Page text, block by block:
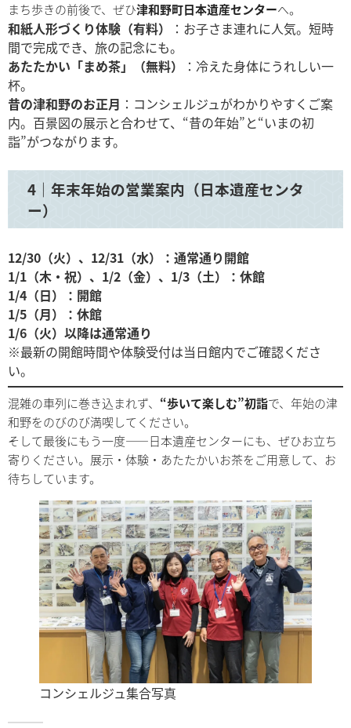
まち歩きの前後で、ぜひ津和野町日本遺産センターへ。
和紙人形づくり体験（有料）
：お子さま連れに人気。短時
間で完成でき、旅の記念にも。
あたたかい「まめ茶」（無料）
：冷えた身体にうれしい一
杯。
昔の津和野のお正月 ：コンシェルジュがわかりやすくご案
内。百景図の展示と合わせて、“昔の年始”と“いまの初
詣”がつながります。
4｜年末年始の営業案内（日本遺産センタ
ー）
12/30（火）、12/31（水）：通常通り開館
1/1（木・祝）、1/2（金）、1/3（土）：休館
1/4（日）：開館
1/5（月）：休館
1/6（火）以降は通常通り
※最新の開館時間や体験受付は当日館内でご確認くださ
い。
混雑の車列に巻き込まれず、 “歩いて楽しむ”初詣で、年始の津
和野をのびのび満喫してください。
そして最後にもう一度——日本遺産センターにも、ぜひお立ち
寄りください。展示・体験・あたたかいお茶をご用意して、お
待ちしています。
コンシェルジュ集合写真